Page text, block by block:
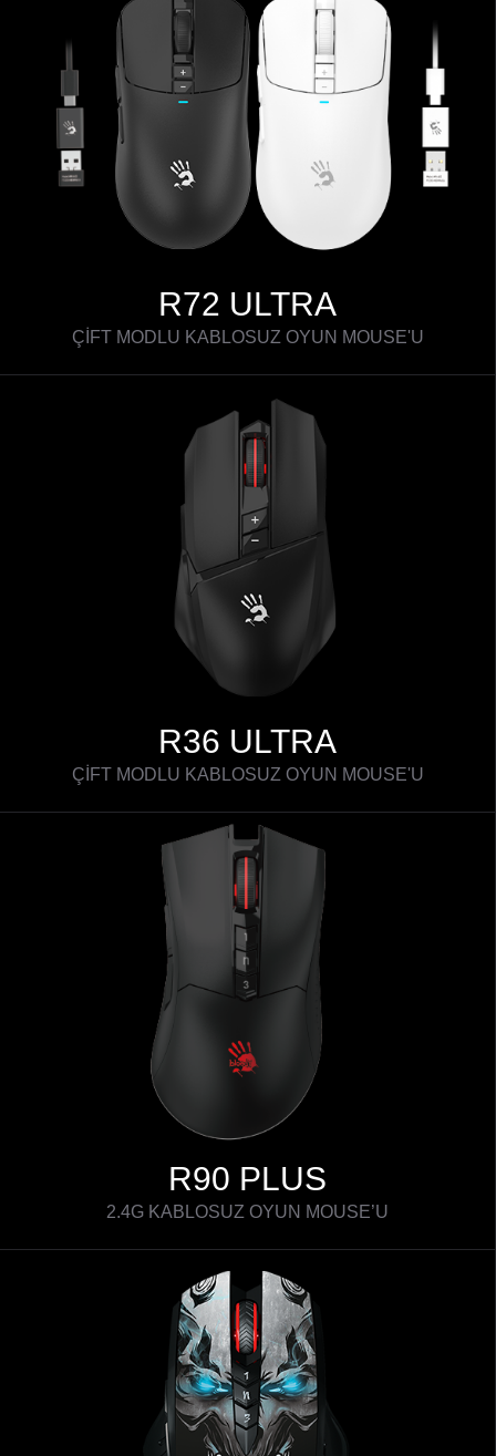
R72 ULTRA
ÇİFT MODLU KABLOSUZ OYUN MOUSE'U
R36 ULTRA
ÇİFT MODLU KABLOSUZ OYUN MOUSE'U
R90 PLUS
2.4G KABLOSUZ OYUN MOUSE’U